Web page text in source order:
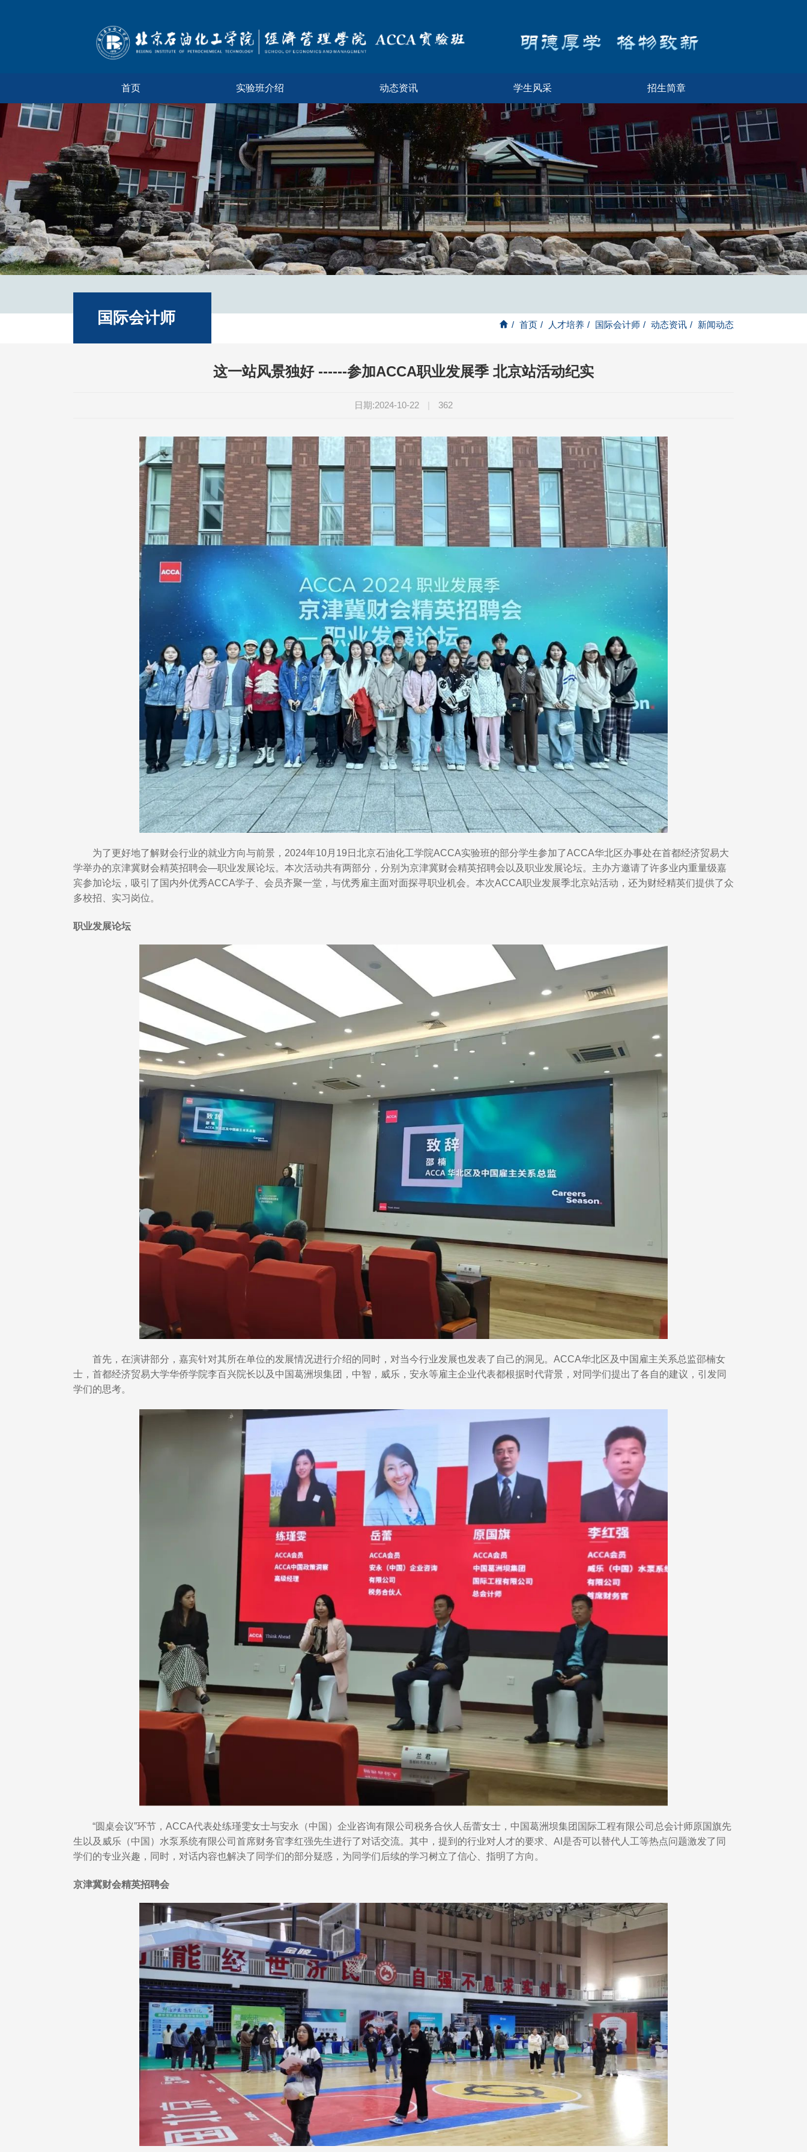
首页 实验班介绍 动态资讯 学生风采 招生简章
/ 首页 / 人才培养 / 国际会计师 / 动态资讯 / 新闻动态
国际会计师
成绩喜报
学生风采
入班指南
这一站风景独好 ------参加ACCA职业发展季 北京站活动纪实
日期:2024-10-22 | 362
为了更好地了解财会行业的就业方向与前景，2024年10月19日北京石油化工学院ACCA实验班的部分学生参加了ACCA华北区办事处在首都经济贸易大
学举办的京津冀财会精英招聘会—职业发展论坛。本次活动共有两部分，分别为京津冀财会精英招聘会以及职业发展论坛。主办方邀请了许多业内重量级嘉
宾参加论坛，吸引了国内外优秀ACCA学子、会员齐聚一堂，与优秀雇主面对面探寻职业机会。本次ACCA职业发展季北京站活动，还为财经精英们提供了众
多校招、实习岗位。
职业发展论坛
首先，在演讲部分，嘉宾针对其所在单位的发展情况进行介绍的同时，对当今行业发展也发表了自己的洞见。ACCA华北区及中国雇主关系总监邵楠女
士，首都经济贸易大学华侨学院李百兴院长以及中国葛洲坝集团，中智，威乐，安永等雇主企业代表都根据时代背景，对同学们提出了各自的建议，引发同
学们的思考。
“圆桌会议”环节，ACCA代表处练瑾雯女士与安永（中国）企业咨询有限公司税务合伙人岳蕾女士，中国葛洲坝集团国际工程有限公司总会计师原国旗先
生以及威乐（中国）水泵系统有限公司首席财务官李红强先生进行了对话交流。其中，提到的行业对人才的要求、AI是否可以替代人工等热点问题激发了同
学们的专业兴趣，同时，对话内容也解决了同学们的部分疑惑，为同学们后续的学习树立了信心、指明了方向。
京津冀财会精英招聘会